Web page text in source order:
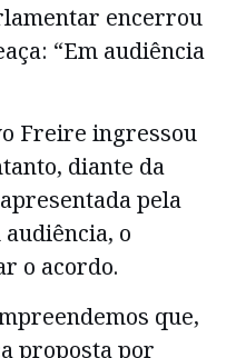
encerrou
“Em audiência
Freire ingressou
diante da
pela
o
o acordo.
que,
proposta por